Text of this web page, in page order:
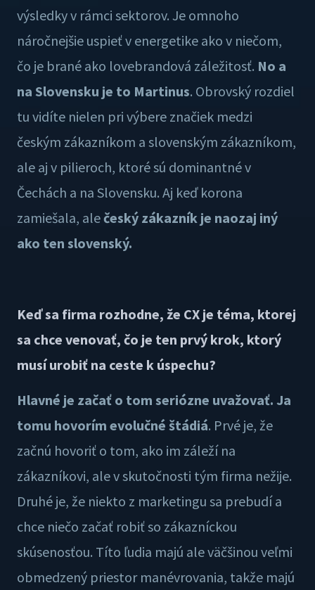
výsledky v rámci sektorov. Je omnoho
náročnejšie uspieť v energetike ako v niečom,
čo je brané ako lovebrandová záležitosť. No a
na Slovensku je to Martinus. Obrovský rozdiel
tu vidíte nielen pri výbere značiek medzi
českým zákazníkom a slovenským zákazníkom,
ale aj v pilieroch, ktoré sú dominantné v
Čechách a na Slovensku. Aj keď korona
zamiešala, alečeský zákazník je naozaj iný
ako ten slovenský.
Keď sa firma rozhodne, že CX je téma, ktorej
sa chce venovať, čo je ten prvý krok, ktorý
musí urobiť na ceste k úspechu?
Hlavné je začať o tom seriózne uvažovať. Ja
tomu hovorím evolučné štádiá. Prvé je, že
začnú hovoriť o tom, ako im záleží na
zákazníkovi, ale v skutočnosti tým firma nežije.
Druhé je, že niekto z marketingu sa prebudí a
chce niečo začať robiť so zákazníckou
skúsenosťou. Títo ľudia majú ale väčšinou veľmi
obmedzený priestor manévrovania, takže majú